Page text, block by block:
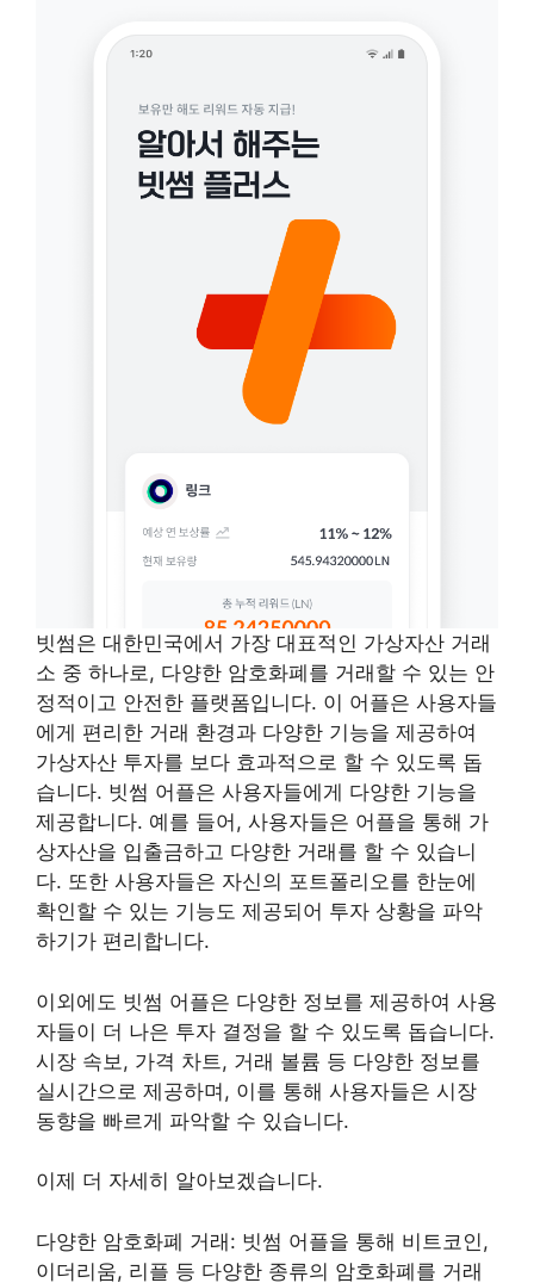
빗썸은 대한민국에서 가장 대표적인 가상자산 거래
소 중 하나로, 다양한 암호화폐를 거래할 수 있는 안
정적이고 안전한 플랫폼입니다. 이 어플은 사용자들
에게 편리한 거래 환경과 다양한 기능을 제공하여
가상자산 투자를 보다 효과적으로 할 수 있도록 돕
습니다. 빗썸 어플은 사용자들에게 다양한 기능을
제공합니다. 예를 들어, 사용자들은 어플을 통해 가
상자산을 입출금하고 다양한 거래를 할 수 있습니
다. 또한 사용자들은 자신의 포트폴리오를 한눈에
확인할 수 있는 기능도 제공되어 투자 상황을 파악
하기가 편리합니다.
이외에도 빗썸 어플은 다양한 정보를 제공하여 사용
자들이 더 나은 투자 결정을 할 수 있도록 돕습니다.
시장 속보, 가격 차트, 거래 볼륨 등 다양한 정보를
실시간으로 제공하며, 이를 통해 사용자들은 시장
동향을 빠르게 파악할 수 있습니다.
이제 더 자세히 알아보겠습니다.
다양한 암호화폐 거래: 빗썸 어플을 통해 비트코인,
이더리움, 리플 등 다양한 종류의 암호화폐를 거래